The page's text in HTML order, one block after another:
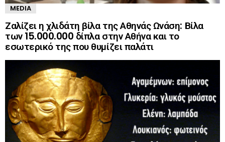
MEDIA
Ζαλίζει η χλιδάτη βίλα της Αθηνάς Ωνάση: Βίλα
των 15.000.000 δίπλα στην Αθήνα και το
εσωτερικό της που θυμίζει παλάτι